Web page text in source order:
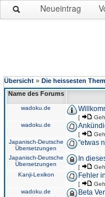
Neueintrag
Übersicht » Die heissesten
Name des Forums
wadoku.de
[
wadoku.de
[
Japanisch-Deutsche
Übersetzungen
"etwas
Japanisch-Deutsche
Übersetzungen
In
[
Kanji-Lexikon
Fehler
[
wadoku.de
Beta